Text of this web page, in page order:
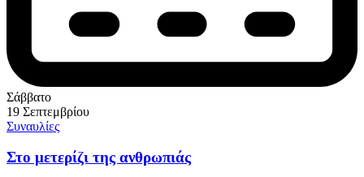
Σάββατο
19 Σεπτεμβρίου
Συναυλίες
Στο μετερίζι της ανθρωπιάς